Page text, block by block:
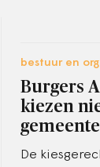
bestuur en
Burgers
kiezen
gemeente
De